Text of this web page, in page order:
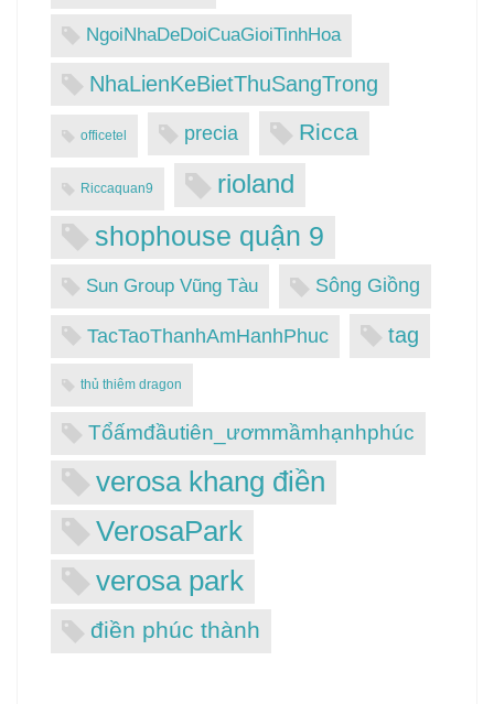
NgoiNhaDeDoiCuaGioiTinhHoa
NhaLienKeBietThuSangTrong
officetel precia Ricca
Riccaquan9
rioland
shophouse quận 9
Sun Group Vũng Tàu Sông Giồng
TacTaoThanhAmHanhPhuc tag
thủ thiêm dragon
Tổấmđầutiên_ươmmầmhạnhphúc
verosa khang điền
VerosaPark
verosa park
điền phúc thành